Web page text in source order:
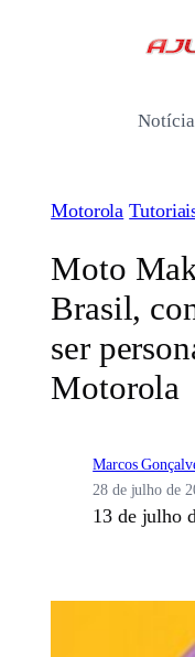
Motorola
Moto
Brasil,
ser
Motorola
Marcos
28 de julho de
13 de julho